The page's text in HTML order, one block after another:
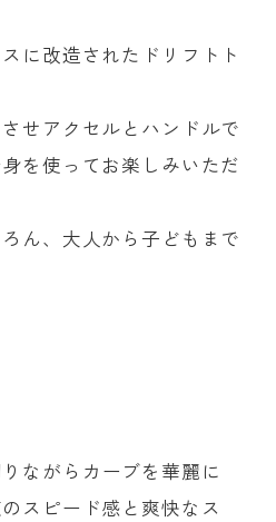
に改造されたドリフトト
せアクセルとハンドルで
を使ってお楽しみいただ
ん、大人から子どもまで
ながらカーブを華麗に
スピード感と爽快なス